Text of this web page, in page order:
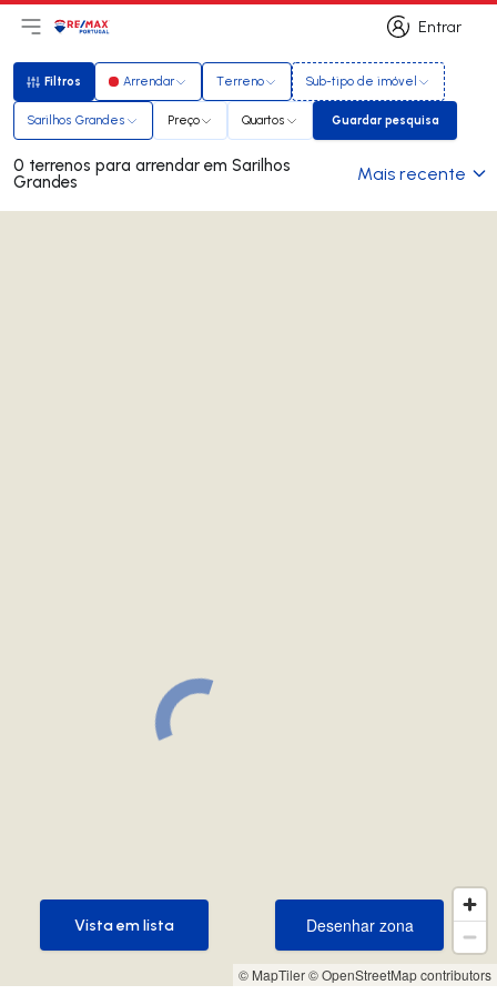
Entrar
Entrar
Abri menu principal
LogoIr para página inicial
Filtros
Filtros Arrendar Terreno Sub-tipo de imóvel
Sarilhos Grandes Preço Quartos Guardar pesquisa
Guardar pesquisa
0 terrenos para arrendar em Sarilhos
Grandes Mais recente
© MapTiler© OpenStreetMap contributors
Desenhar zona
Desenhar zona
Vista em lista
Vista em lista